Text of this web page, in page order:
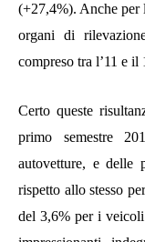
(+27,4%). Anche per
organi di
compreso tra l’11 e il
Certo queste
primo semestre
autovetture, e delle
rispetto allo stesso
del 3,6% per i